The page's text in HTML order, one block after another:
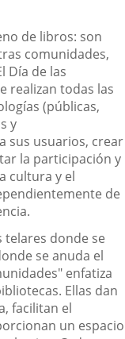
de libros: son
comunidades,
Día de las
realizan todas las
(públicas,
y
sus usuarios, crear
la participación y
cultura y el
de
telares donde se
se anuda el
enfatiza
Ellas dan
facilitan el
un espacio